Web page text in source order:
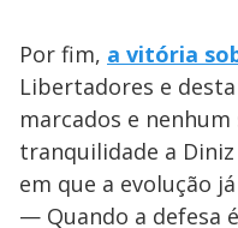
Por fim, a vitória
Libertadores e
marcados e
tranquilidade a
em que a evolução
— Quando a defesa